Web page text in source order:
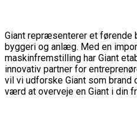
Giant repræsenterer et førende
byggeri og anlæg. Med en
maskinfremstilling har Giant
innovativ partner for
vil vi udforske Giant som brand
værd at overveje en Giant i din